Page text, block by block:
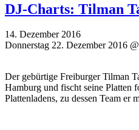
DJ-Charts: Tilman
14. Dezember 2016
Donnerstag 22. Dezember 2016
Der gebürtige Freiburger Tilman
Hamburg und fischt seine Platten
Plattenladens, zu dessen Team er